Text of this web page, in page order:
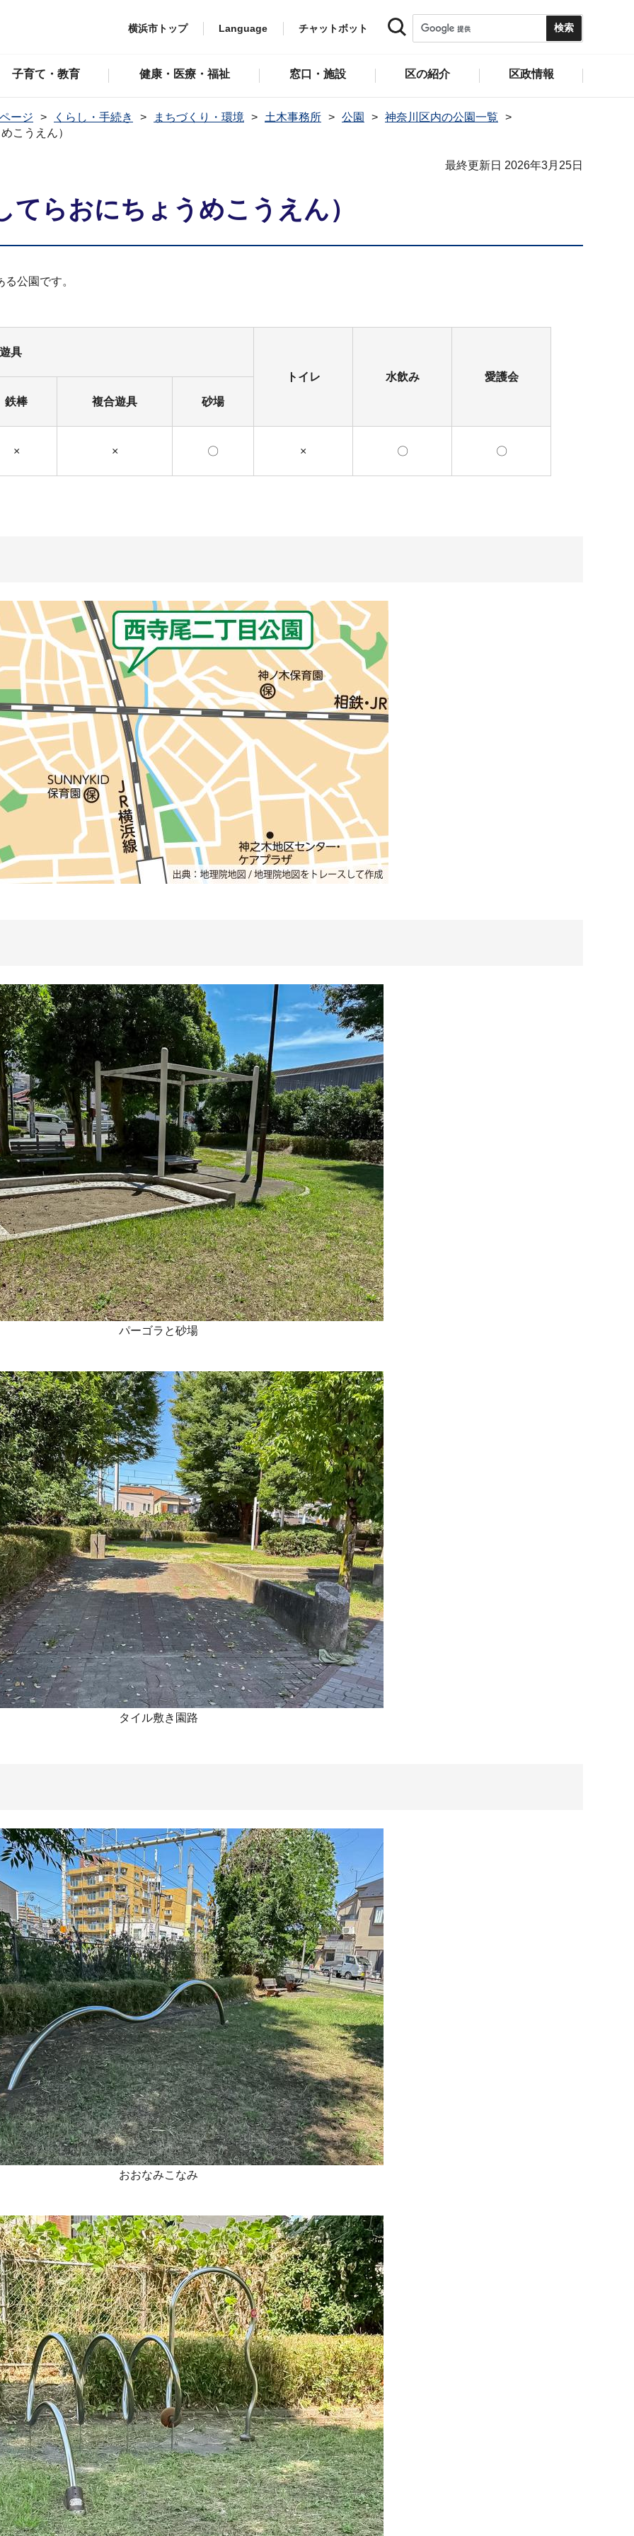
横浜市トップ Language チャットボット
子育て・教育 健康・医療・福祉 窓口・施設 区の紹介 区政情報
ージ くらし・手続き まちづくり・環境 土木事務所 公園
神奈川区内の公園一覧
こうえん）
最終更新日 2026年3月25日
らおにちょうめこうえん）
公園です。
具
トイレ 水飲み 愛護会
鉄棒 複合遊具 砂場
× × 〇 × 〇 〇
パーゴラと砂場
タイル敷き園路
おおなみこなみ